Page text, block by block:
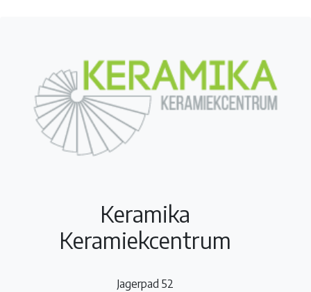
Keramika
Keramiekcentrum
Jagerpad 52